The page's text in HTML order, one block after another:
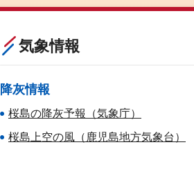
気象情報
降灰情報
桜島の降灰予報（気象庁）
桜島上空の風（鹿児島地方気象台）